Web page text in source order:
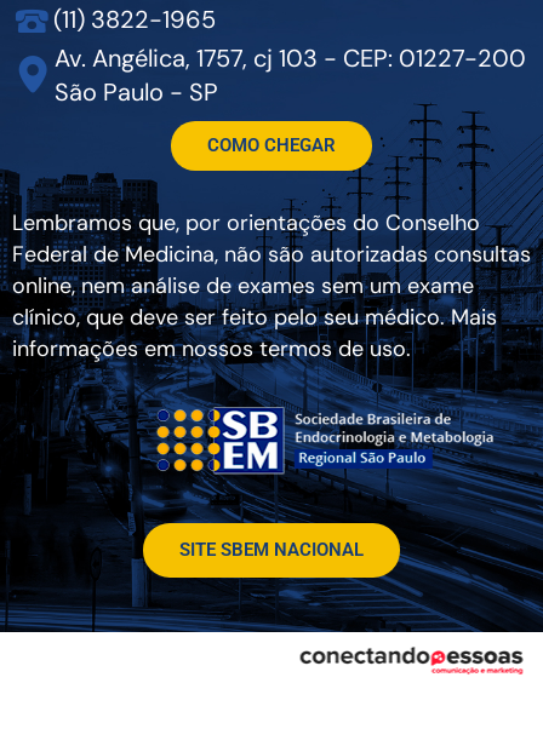
(11) 3822-1965
Av. Angélica, 1757, cj 103 - CEP: 01227-200
São Paulo - SP
COMO CHEGAR
Lembramos que, por orientações do Conselho
Federal de Medicina, não são autorizadas consultas
online, nem análise de exames sem um exame
clínico, que deve ser feito pelo seu médico. Mais
informações em nossos termos de uso.
SITE SBEM NACIONAL